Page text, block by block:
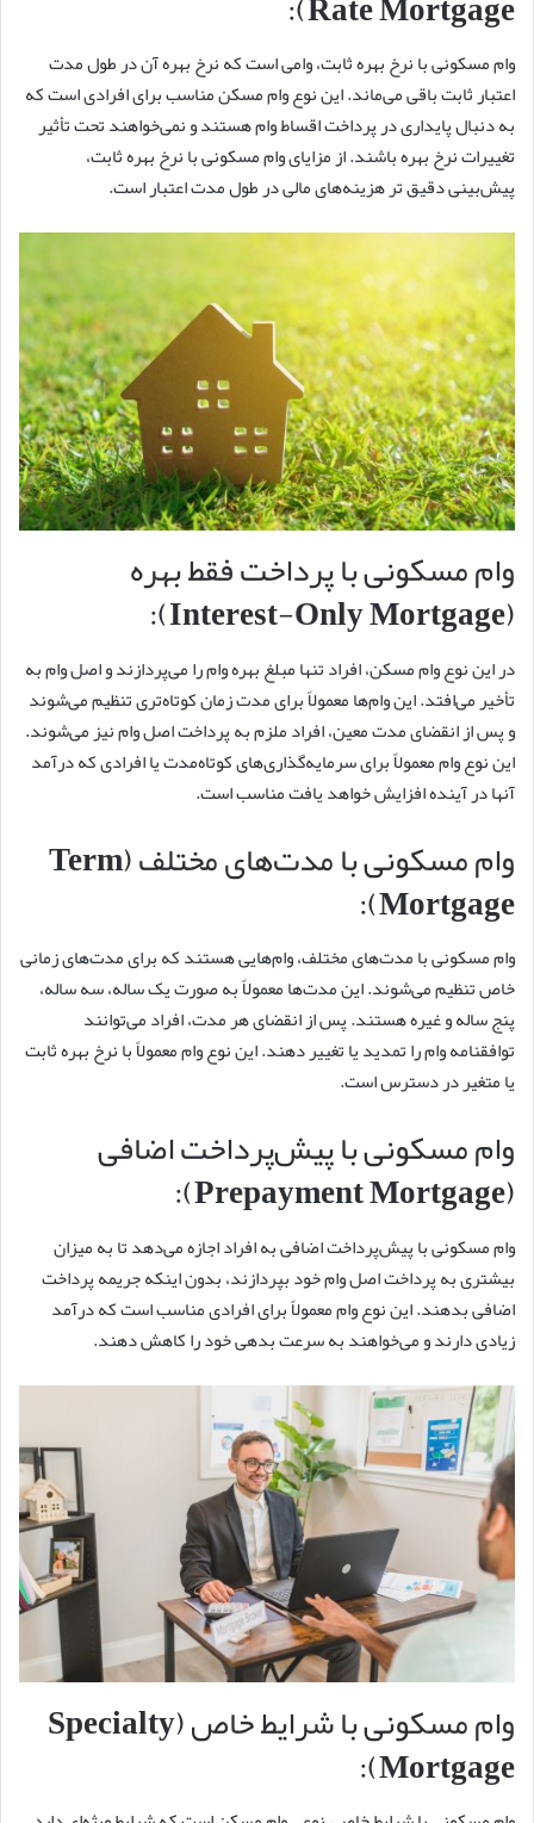
وام مسکونی با نرخ بهره ثابت، وامی است که نرخ بهره آن در طول مدت
اعتبار ثابت باقی می‌ماند. این نوع وام مسکن مناسب برای افرادی است که
به دنبال پایداری در پرداخت اقساط وام هستند و نمی‌خواهند تحت تأثیر
تغییرات نرخ بهره باشند. از مزایای وام مسکونی با نرخ بهره ثابت،
پیش‌بینی دقیق تر هزینه‌های مالی در طول مدت اعتبار است.
وام مسکونی با پرداخت فقط بهره
(Interest-Only Mortgage):
در این نوع وام مسکن، افراد تنها مبلغ بهره وام را می‌پردازند و اصل وام به
تأخیر می‌افتد. این وام‌ها معمولاً برای مدت زمان کوتاه‌تری تنظیم می‌شوند
و پس از انقضای مدت معین، افراد ملزم به پرداخت اصل وام نیز می‌شوند.
این نوع وام معمولاً برای سرمایه‌گذاری‌های کوتاه‌مدت یا افرادی که درآمد
آنها در آینده افزایش خواهد یافت مناسب است.
وام مسکونی با مدت‌های مختلف (Term
Mortgage):
وام مسکونی با مدت‌های مختلف، وام‌هایی هستند که برای مدت‌های زمانی
خاص تنظیم می‌شوند. این مدت‌ها معمولاً به صورت یک ساله، سه ساله،
پنج ساله و غیره هستند. پس از انقضای هر مدت، افراد می‌توانند
توافقنامه وام را تمدید یا تغییر دهند. این نوع وام معمولاً با نرخ بهره ثابت
یا متغیر در دسترس است.
وام مسکونی با پیش‌پرداخت اضافی
(Prepayment Mortgage):
وام مسکونی با پیش‌پرداخت اضافی به افراد اجازه می‌دهد تا به میزان
بیشتری به پرداخت اصل وام خود بپردازند، بدون اینکه جریمه پرداخت
اضافی بدهند. این نوع وام معمولاً برای افرادی مناسب است که درآمد
زیادی دارند و می‌خواهند به سرعت بدهی خود را کاهش دهند.
وام مسکونی با شرایط خاص (Specialty
Mortgage):